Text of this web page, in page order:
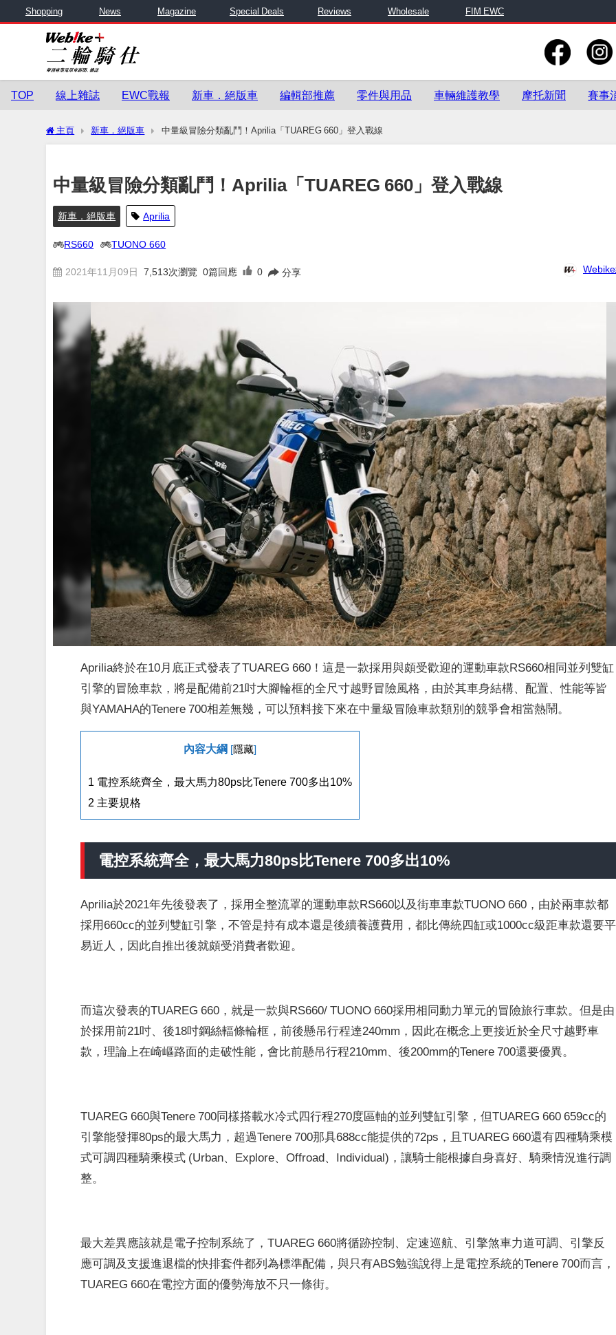
Shopping News Magazine Special Deals Reviews Wholesale FIM EWC
TOP 線上雜誌 EWC戰報 新車．絕版車 編輯部推薦 零件與用品 車輛維護教學 摩托新聞 賽事
主頁 新車．絕版車 中量級冒險分類亂鬥！Aprilia「TUAREG 660」登入戰線
中量級冒險分類亂鬥！Aprilia「TUAREG 660」登入戰線
新車．絕版車 Aprilia
RS660 TUONO 660
2021年11月09日 7,513次瀏覽 0篇回應 0 分享
Aprilia終於在10月底正式發表了TUAREG 660！這是一款採用與頗受歡迎的運動車款RS660相同並列雙缸
引擎的冒險車款，將是配備前21吋大腳輪框的全尺寸越野冒險風格，由於其車身結構、配置、性能等皆
與YAMAHA的Tenere 700相差無幾，可以預料接下來在中量級冒險車款類別的競爭會相當熱鬧。
內容大綱 隱藏
1 電控系統齊全，最大馬力80ps比Tenere 700多出10%
2 主要規格
電控系統齊全，最大馬力80ps比Tenere 700多出10%
Aprilia於2021年先後發表了，採用全整流罩的運動車款RS660以及街車車款TUONO 660，由於兩車款都
採用660cc的並列雙缸引擎，不管是持有成本還是後續養護費用，都比傳統四缸或1000cc級距車款還要平
易近人，因此自推出後就頗受消費者歡迎。
而這次發表的TUAREG 660，就是一款與RS660/ TUONO 660採用相同動力單元的冒險旅行車款。但是由
於採用前21吋、後18吋鋼絲輻條輪框，前後懸吊行程達240mm，因此在概念上更接近於全尺寸越野車
款，理論上在崎嶇路面的走破性能，會比前懸吊行程210mm、後200mm的Tenere 700還要優異。
TUAREG 660與Tenere 700同樣搭載水冷式四行程270度區軸的並列雙缸引擎，但TUAREG 660 659cc的
引擎能發揮80ps的最大馬力，超過Tenere 700那具688cc能提供的72ps，且TUAREG 660還有四種騎乘模
式可調四種騎乘模式 (Urban、Explore、Offroad、Individual)，讓騎士能根據自身喜好、騎乘情況進行調
整。
最大差異應該就是電子控制系統了，TUAREG 660將循跡控制、定速巡航、引擎煞車力道可調、引擎反
應可調及支援進退檔的快排套件都列為標準配備，與只有ABS勉強說得上是電控系統的Tenere 700而言，
TUAREG 660在電控方面的優勢海放不只一條街。